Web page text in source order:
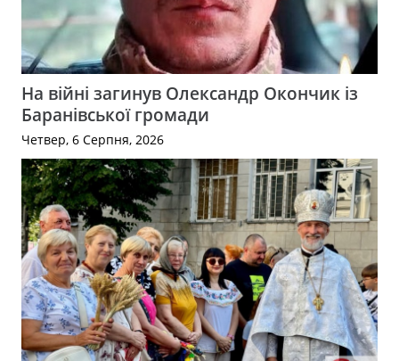
На війні загинув Олександр Окончик із
Баранівської громади
Четвер, 6 Серпня, 2026